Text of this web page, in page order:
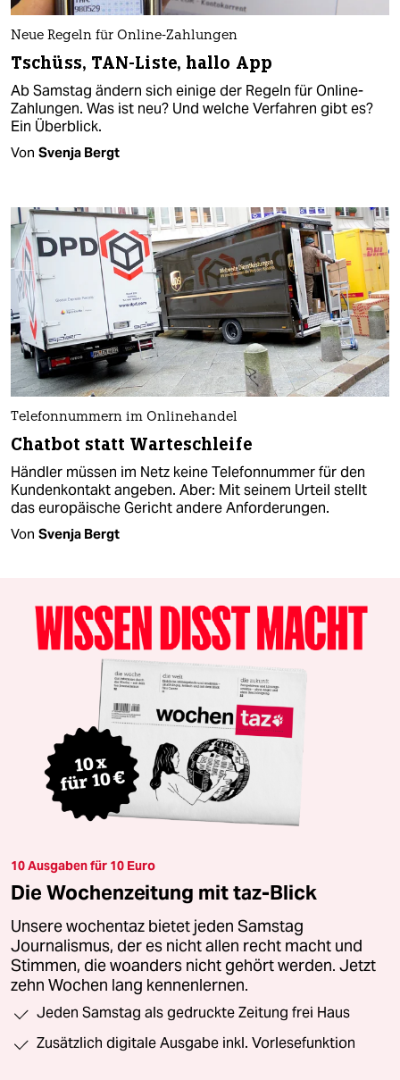
Neue Regeln für Online-Zahlungen
Tschüss, TAN-Liste, hallo App
Ab Samstag ändern sich einige der Regeln für Online-
Zahlungen. Was ist neu? Und welche Verfahren gibt es?
Ein Überblick.
Von Svenja Bergt
Telefonnummern im Onlinehandel
Chatbot statt Warteschleife
Händler müssen im Netz keine Telefonnummer für den
Kundenkontakt angeben. Aber: Mit seinem Urteil stellt
das europäische Gericht andere Anforderungen.
Von Svenja Bergt
10 Ausgaben für 10 Euro
Die Wochenzeitung mit taz-Blick
Unsere wochentaz bietet jeden Samstag
Journalismus, der es nicht allen recht macht und
Stimmen, die woanders nicht gehört werden. Jetzt
zehn Wochen lang kennenlernen.
Jeden Samstag als gedruckte Zeitung frei Haus
Zusätzlich digitale Ausgabe inkl. Vorlesefunktion